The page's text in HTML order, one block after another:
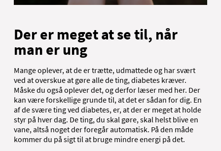
Der er meget at se til, når
man er ung
Mange oplever, at de er trætte, udmattede og har svært
ved at overskue at gøre alle de ting, diabetes kræver.
Måske du også oplever det, og derfor læser med her. Der
kan være forskellige grunde til, at det er sådan for dig. En
af de svære ting ved diabetes, er, at der er meget at holde
styr på hver dag. De ting, du skal gøre, skal helst blive en
vane, altså noget der foregår automatisk. På den måde
kommer du på sigt til at bruge mindre energi på det.